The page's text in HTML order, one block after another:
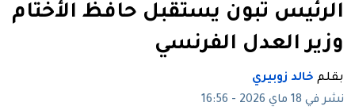
الرئيس تبون يستقبل حافظ الأختام
وزير العدل الفرنسي
بقلم خالد زوبيري
نشر في 18 ماي 2026 - 16:56